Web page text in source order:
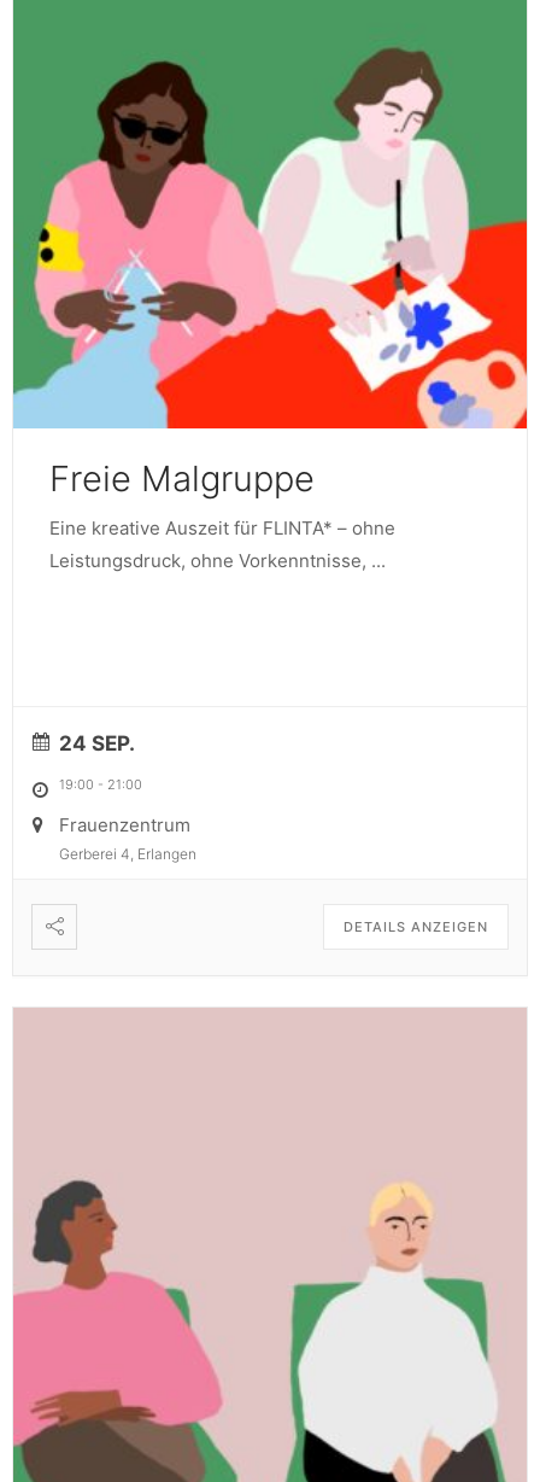
Freie Malgruppe
Eine kreative Auszeit für FLINTA* – ohne
Leistungsdruck, ohne Vorkenntnisse, ...
24 SEP.
19:00 - 21:00
Frauenzentrum
Gerberei 4, Erlangen
DETAILS ANZEIGEN